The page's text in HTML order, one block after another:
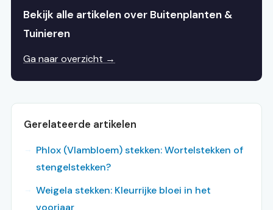
Bekijk alle artikelen over Buitenplanten &
Tuinieren
Ga naar overzicht →
Gerelateerde artikelen
Phlox (Vlambloem) stekken: Wortelstekken of
stengelstekken?
Weigela stekken: Kleurrijke bloei in het
voorjaar